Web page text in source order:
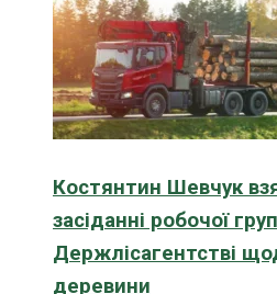
Костянтин Шевчук
засіданні робочої
Держлісагентстві
деревини